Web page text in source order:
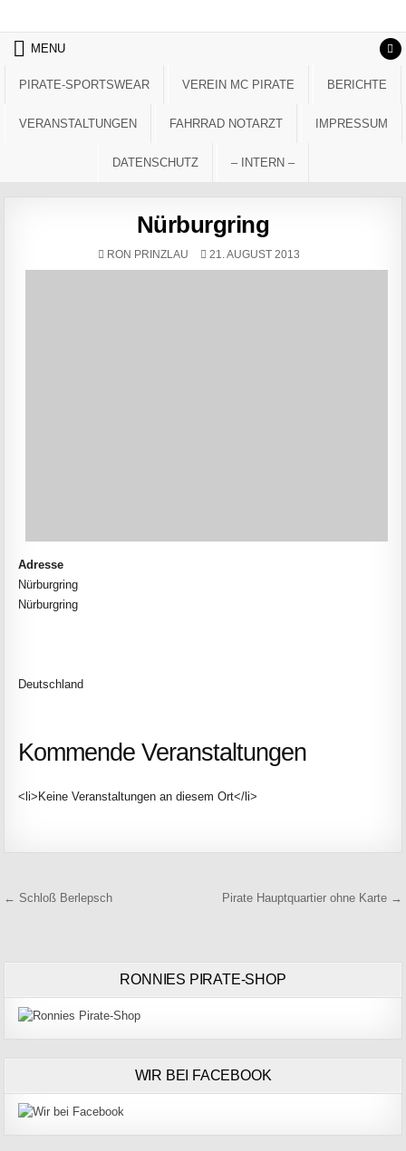
MENU
PIRATE-SPORTSWEAR VEREIN MC PIRATE BERICHTE
VERANSTALTUNGEN FAHRRAD NOTARZT IMPRESSUM
DATENSCHUTZ – INTERN –
Nürburgring
AUTHOR:
RON PRINZLAU PUBLISHED DATE:
21. AUGUST 2013
Adresse
Nürburgring
Nürburgring
Deutschland
Kommende Veranstaltungen
<li>Keine Veranstaltungen an diesem Ort</li>
Beitragsnavigation
← Schloß Berlepsch Pirate Hauptquartier ohne Karte →
RONNIES PIRATE-SHOP
WIR BEI FACEBOOK